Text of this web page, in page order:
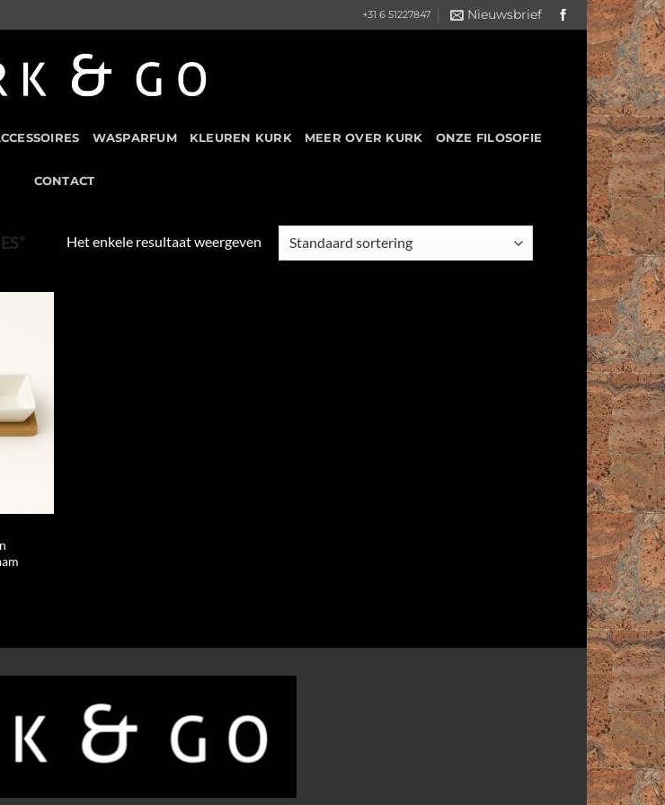
+31 6 51227847 Nieuwsbrief
WASPARFUM KLEUREN KURK MEER OVER KURK ONZE FILOSOFIE
CONTACT
Het enkele resultaat weergeven